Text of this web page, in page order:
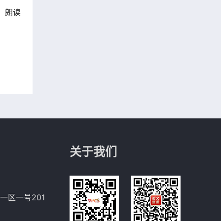
朗读
区一号201
关于我们